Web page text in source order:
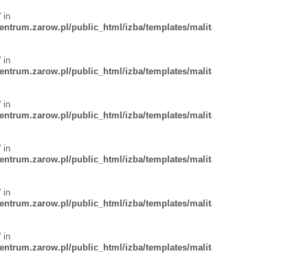
in
public_html/izba/templates/malita-
in
public_html/izba/templates/malita-
in
public_html/izba/templates/malita-
in
public_html/izba/templates/malita-
in
public_html/izba/templates/malita-
in
public_html/izba/templates/malita-